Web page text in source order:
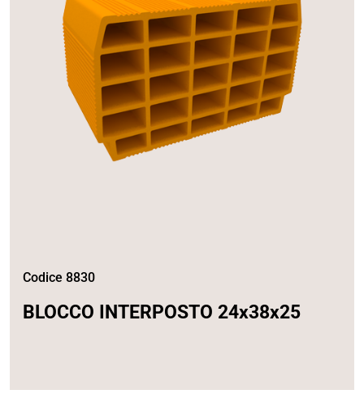
Codice 8830
BLOCCO INTERPOSTO 24x38x25